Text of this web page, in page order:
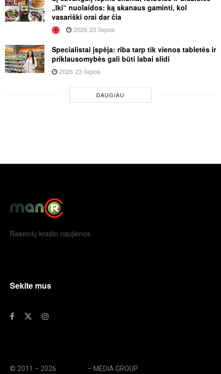
„Iki“ nuolaidos: ką skanaus gaminti, kol
vasariški orai dar čia
2026 23 liepos
Specialistai įspėja: riba tarp tik vienos tabletės ir
priklausomybės gali būti labai slidi
2026 23 liepos
DAUGIAU
Raseinių krašto naujienos
Sekite mus
© 2011 – 2026 – MEDIA GROUP